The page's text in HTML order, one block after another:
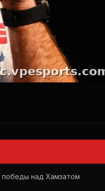
победы над Хамзатом